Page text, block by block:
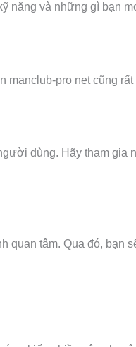
năng và những gì bạn
manclub-pro net cũng rất
dùng. Hãy tham
quan tâm. Qua đó,